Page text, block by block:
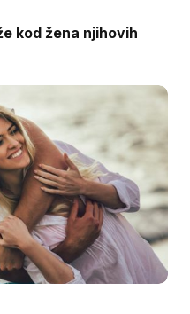
kod žena njihovih